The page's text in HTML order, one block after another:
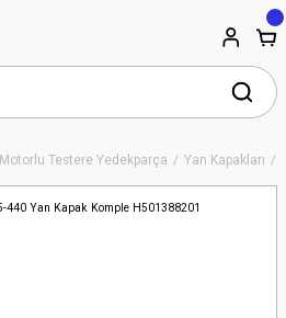
Motorlu Testere Yedekparça Yan Kapakları